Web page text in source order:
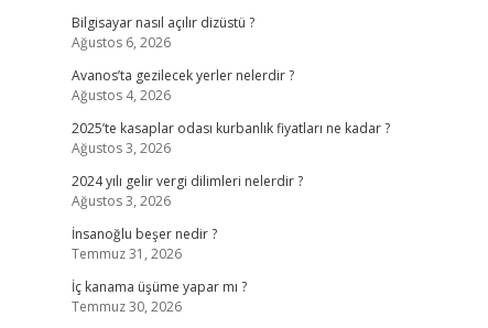
Bilgisayar nasıl açılır dizüstü ?
Ağustos 6, 2026
Avanos’ta gezilecek yerler nelerdir ?
Ağustos 4, 2026
2025’te kasaplar odası kurbanlık fiyatları ne kadar ?
Ağustos 3, 2026
2024 yılı gelir vergi dilimleri nelerdir ?
Ağustos 3, 2026
İnsanoğlu beşer nedir ?
Temmuz 31, 2026
İç kanama üşüme yapar mı ?
Temmuz 30, 2026